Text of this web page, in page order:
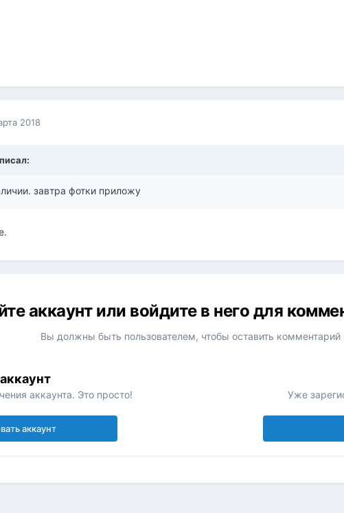
2018
завтра фотки приложу
аккаунт или войдите в него для
Вы должны быть пользователем, чтобы оставить комментарий
аккаунта. Это просто!
аккаунт
Уже